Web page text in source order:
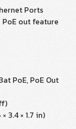
Ports
out feature
PoE, PoE Out
3.4 × 1.7 in)